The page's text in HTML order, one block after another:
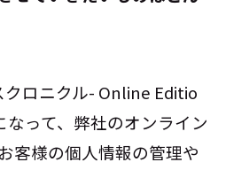
クロニクル- Online Editio
って、弊社のオンライン
客様の個人情報の管理や